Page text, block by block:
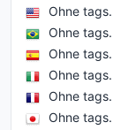
Ohne tags.
Ohne tags.
Ohne tags.
Ohne tags.
Ohne tags.
Ohne tags.